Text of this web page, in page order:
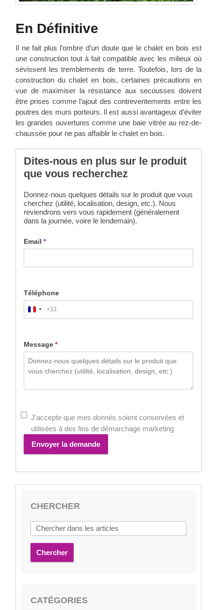
En Définitive
Il ne fait plus l’ombre d’un doute que le chalet en bois est
une construction tout à fait compatible avec les milieux où
sévissent les tremblements de terre. Toutefois, lors de la
construction du chalet en bois, certaines précautions en
vue de maximiser la résistance aux secousses doivent
être prises comme l’ajout des contreventements entre les
poutres des murs porteurs. Il est aussi avantageux d’éviter
les grandes ouvertures comme une baie vitrée au rez-de-
chaussée pour ne pas affaiblir le chalet en bois.
Dites-nous en plus sur le produit
que vous recherchez
Donnez-nous quelques détails sur le produit que vous
cherchez (utilité, localisation, design, etc.). Nous
reviendrons vers vous rapidement (généralement
dans la journée, voire le lendemain).
Email *
Téléphone
France
+33
+33
Message*
J'accepte que mes donnés soient conservées et
utilisées à des fins de démarchage marketing
Envoyer la demande
CHERCHER
Chercher
CATÉGORIES